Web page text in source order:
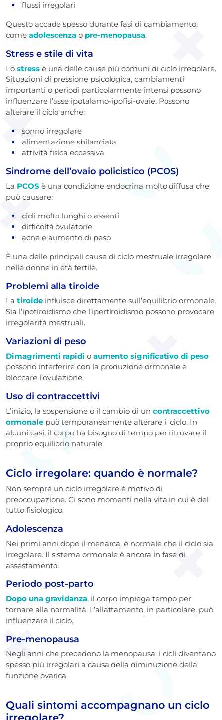
flussi irregolari
Questo accade spesso durante fasi di cambiamento,
come adolescenza o pre-menopausa.
Stress e stile di vita
Lo stress è una delle cause più comuni di ciclo irregolare.
Situazioni di pressione psicologica, cambiamenti
importanti o periodi particolarmente intensi possono
influenzare l’asse ipotalamo-ipofisi-ovaie. Possono
alterare il ciclo anche:
sonno irregolare
alimentazione sbilanciata
attività fisica eccessiva
Sindrome dell’ovaio policistico (PCOS)
La PCOS è una condizione endocrina molto diffusa che
può causare:
cicli molto lunghi o assenti
difficoltà ovulatorie
acne e aumento di peso
È una delle principali cause di ciclo mestruale irregolare
nelle donne in età fertile.
Problemi alla tiroide
La tiroide influisce direttamente sull’equilibrio ormonale.
Sia l’ipotiroidismo che l’ipertiroidismo possono provocare
irregolarità mestruali.
Variazioni di peso
Dimagrimenti rapidi o aumento significativo di peso
possono interferire con la produzione ormonale e
bloccare l’ovulazione.
Uso di contraccettivi
L’inizio, la sospensione o il cambio di un contraccettivo
ormonale può temporaneamente alterare il ciclo. In
alcuni casi, il corpo ha bisogno di tempo per ritrovare il
proprio equilibrio naturale.
Ciclo irregolare: quando è normale?
Non sempre un ciclo irregolare è motivo di
preoccupazione. Ci sono momenti nella vita in cui è del
tutto fisiologico.
Adolescenza
Nei primi anni dopo il menarca, è normale che il ciclo sia
irregolare. Il sistema ormonale è ancora in fase di
assestamento.
Periodo post-parto
Dopo una gravidanza, il corpo impiega tempo per
tornare alla normalità. L’allattamento, in particolare, può
influenzare il ciclo.
Pre-menopausa
Negli anni che precedono la menopausa, i cicli diventano
spesso più irregolari a causa della diminuzione della
funzione ovarica.
Quali sintomi accompagnano un ciclo
irregolare?